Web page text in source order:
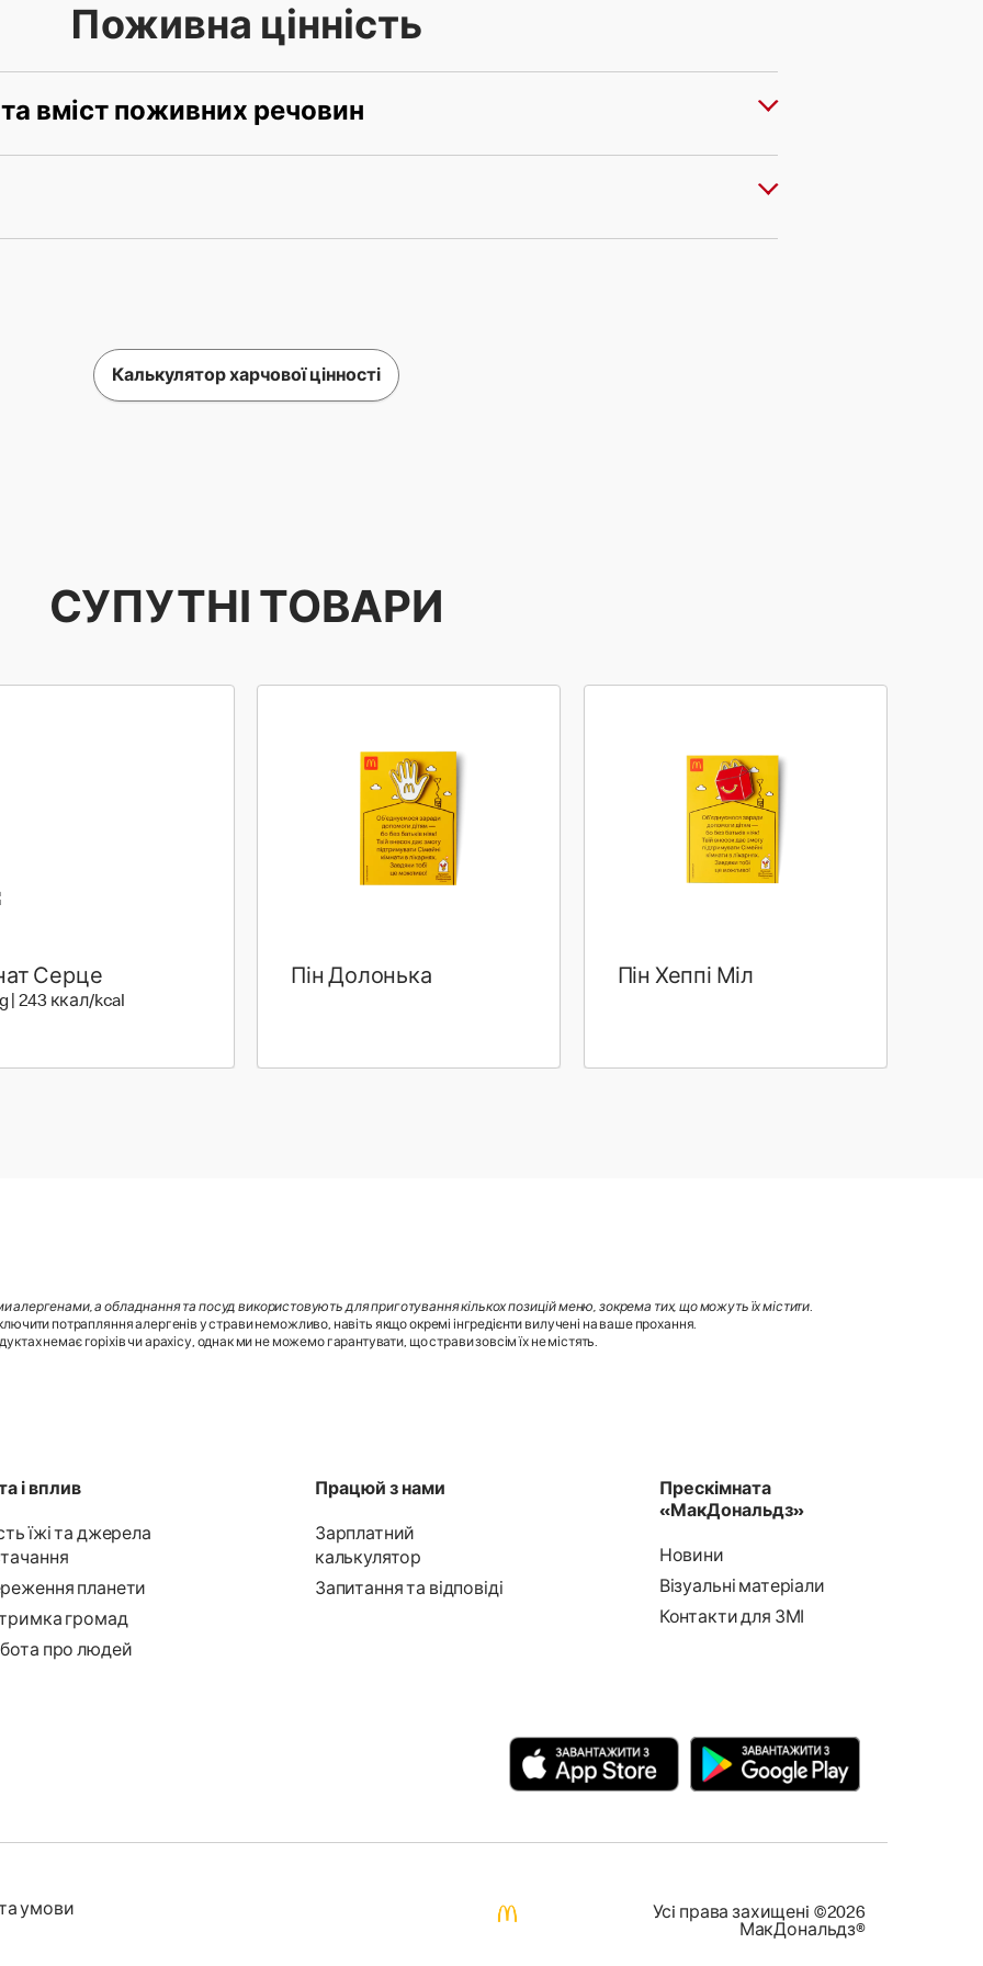
Поживна цінність
та вміст поживних речовин
Калькулятор харчової цінності
СУПУТНІ ТОВАРИ
Серце
| 243 ккал/kcal
Пін Долонька Пін Хеппі Міл
алергенами, а обладнання та посуд використовують для приготування кількох позицій меню, зокрема тих, що можуть їх містити.
потрапляння алергенів у страви неможливо, навіть якщо окремі інгредієнти вилучені на ваше прохання.
немає горіхів чи арахісу, однак ми не можемо гарантувати, що страви зовсім їх не містять.
і вплив
їжі та джерела
планети
громад
про людей
Працюй з нами
Зарплатний
калькулятор
Запитання та відповіді
Прескімната
«МакДональдз»
Новини
Візуальні матеріали
Контакти для ЗМІ
умови
Усi права захищенi ©2026
МакДональдз®